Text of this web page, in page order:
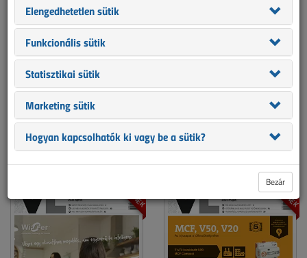
január-február
ELŐFIZETŐKNEK ELŐFIZETŐKNEK
Elengedhetetlen sütik
Funkcionális sütik
Statisztikai sütik
Marketing sütik
Hogyan kapcsolhatók ki vagy be a sütik?
Bezár